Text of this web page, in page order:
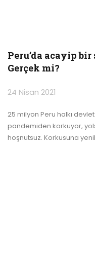
Peru’da acayip
Gerçek mi?
24 Nisan 2021
25 milyon Peru halkı
pandemiden korkuyor,
hoşnutsuz. Korkusuna